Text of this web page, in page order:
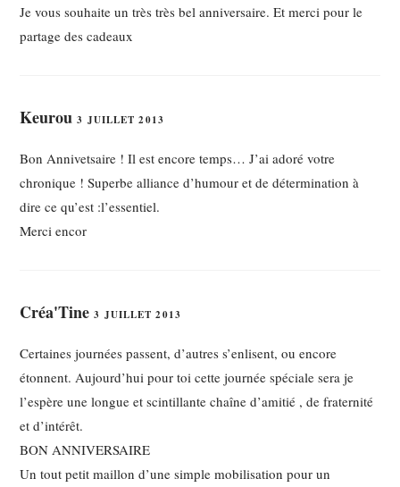
Je vous souhaite un très très bel anniversaire. Et merci pour le
partage des cadeaux
Keurou3 JUILLET 2013
Bon Annivetsaire ! Il est encore temps… J’ai adoré votre
chronique ! Superbe alliance d’humour et de détermination à
dire ce qu’est :l’essentiel.
Merci encor
Créa'Tine3 JUILLET 2013
Certaines journées passent, d’autres s’enlisent, ou encore
étonnent. Aujourd’hui pour toi cette journée spéciale sera je
l’espère une longue et scintillante chaîne d’amitié , de fraternité
et d’intérêt.
BON ANNIVERSAIRE
Un tout petit maillon d’une simple mobilisation pour un